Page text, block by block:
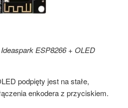
ESP8266 + OLED
podpięty jest na stałe,
enkodera z przyciskiem.